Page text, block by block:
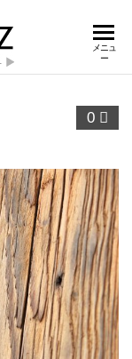
いを叶え
網！販路
は6,000
社・20,000
店舗以
上！
メニュ
ー
0